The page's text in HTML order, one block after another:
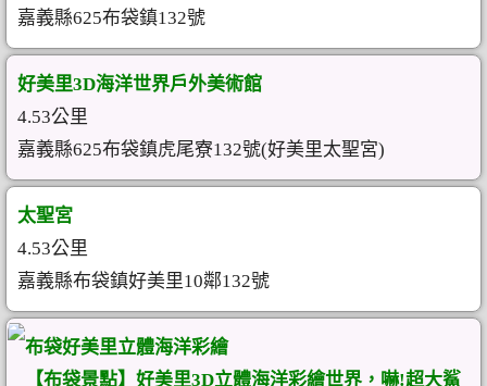
嘉義縣625布袋鎮132號
好美里3D海洋世界戶外美術館
4.53公里
嘉義縣625布袋鎮虎尾寮132號(好美里太聖宮)
太聖宮
4.53公里
嘉義縣布袋鎮好美里10鄰132號
布袋好美里立體海洋彩繪
【布袋景點】好美里3D立體海洋彩繪世界，嚇!超大鯊